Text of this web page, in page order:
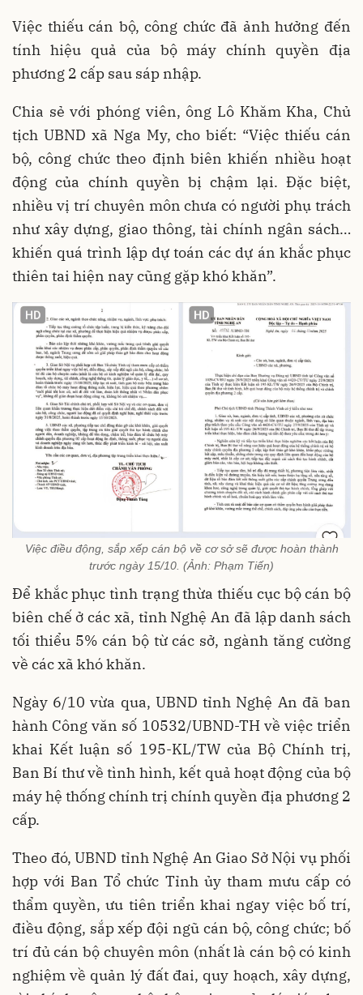
Việc thiếu cán bộ, công chức đã ảnh hưởng đến
tính hiệu quả của bộ máy chính quyền địa
phương 2 cấp sau sáp nhập.
Chia sẻ với phóng viên, ông Lô Khăm Kha, Chủ
tịch UBND xã Nga My, cho biết: “Việc thiếu cán
bộ, công chức theo định biên khiến nhiều hoạt
động của chính quyền bị chậm lại. Đặc biệt,
nhiều vị trí chuyên môn chưa có người phụ trách
như xây dựng, giao thông, tài chính ngân sách…
khiến quá trình lập dự toán các dự án khắc phục
thiên tai hiện nay cũng gặp khó khăn”.
Việc điều động, sắp xếp cán bộ về cơ sở sẽ được hoàn thành
trước ngày 15/10. (Ảnh: Phạm Tiến)
Để khắc phục tình trạng thừa thiếu cục bộ cán bộ
biên chế ở các xã, tỉnh Nghệ An đã lập danh sách
tối thiểu 5% cán bộ từ các sở, ngành tăng cường
về các xã khó khăn.
Ngày 6/10 vừa qua, UBND tỉnh Nghệ An đã ban
hành Công văn số 10532/UBND-TH về việc triển
khai Kết luận số 195-KL/TW của Bộ Chính trị,
Ban Bí thư về tình hình, kết quả hoạt động của bộ
máy hệ thống chính trị chính quyền địa phương 2
cấp.
Theo đó, UBND tỉnh Nghệ An Giao Sở Nội vụ phối
hợp với Ban Tổ chức Tỉnh ủy tham mưu cấp có
thẩm quyền, ưu tiên triển khai ngay việc bố trí,
điều động, sắp xếp đội ngũ cán bộ, công chức; bố
trí đủ cán bộ chuyên môn (nhất là cán bộ có kinh
nghiệm về quản lý đất đai, quy hoạch, xây dựng,